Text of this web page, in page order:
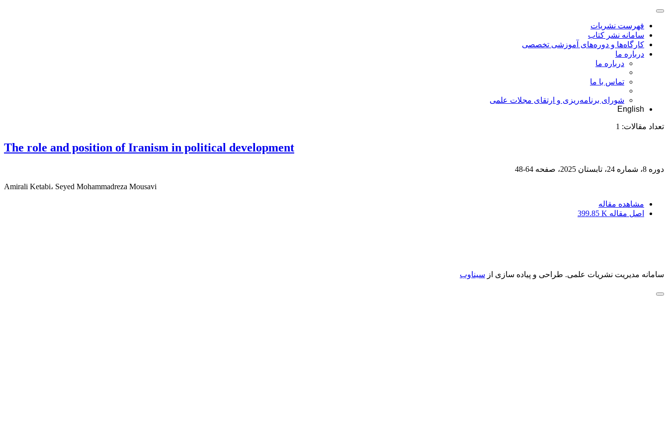
فهرست نشریات
سامانه نشر کتاب
کارگاه‌ها و دوره‌های آموزشی تخصصی
درباره ما
درباره ما
تماس با ما
شورای برنامه‌ریزی و ارتقای مجلات علمی
English
تعداد مقالات: 1
The role and position of Iranism in political development
دوره 8، شماره 24، تابستان 2025، صفحه 64-48
Amirali Ketabi، Seyed Mohammadreza Mousavi
مشاهده مقاله
اصل مقاله 399.85 K
سامانه مدیریت نشریات علمی. طراحی و پیاده سازی از سیناوب